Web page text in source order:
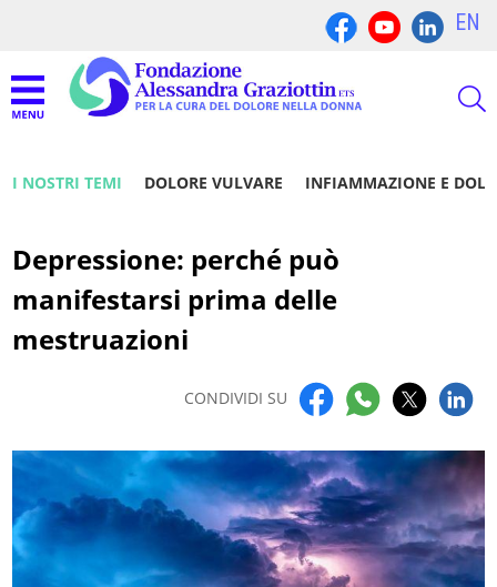
EN
I NOSTRI TEMI DOLORE VULVARE INFIAMMAZIONE E
Depressione: perché può
manifestarsi prima delle
mestruazioni
CONDIVIDI SU